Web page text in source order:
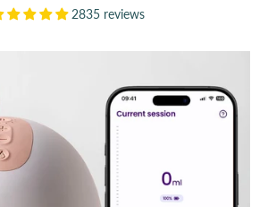
2835 reviews